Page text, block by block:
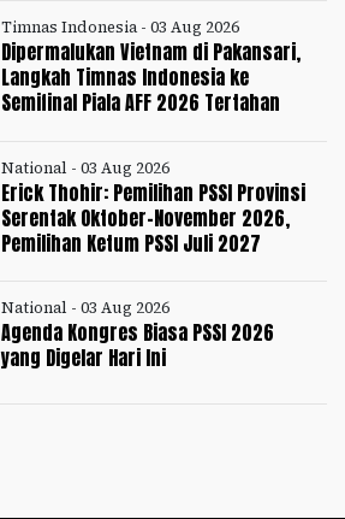
Timnas Indonesia - 03 Aug 2026
Dipermalukan Vietnam di Pakansari,
Langkah Timnas Indonesia ke
Semifinal Piala AFF 2026 Tertahan
National - 03 Aug 2026
Erick Thohir: Pemilihan PSSI Provinsi
Serentak Oktober-November 2026,
Pemilihan Ketum PSSI Juli 2027
National - 03 Aug 2026
Agenda Kongres Biasa PSSI 2026
yang Digelar Hari Ini